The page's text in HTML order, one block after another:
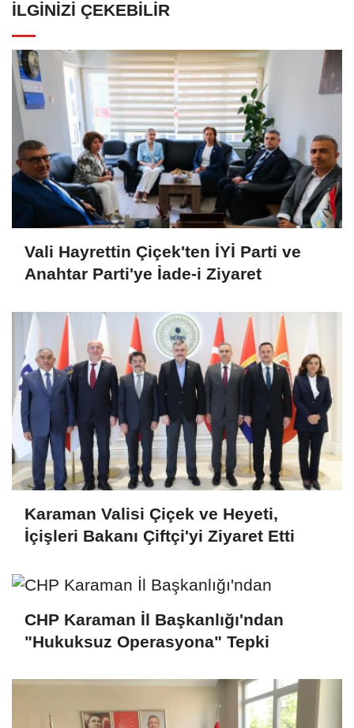
İLGINIZI ÇEKEBILIR
Vali Hayrettin Çiçek'ten İYİ Parti ve
Anahtar Parti'ye İade-i Ziyaret
Karaman Valisi Çiçek ve Heyeti,
İçişleri Bakanı Çiftçi'yi Ziyaret Etti
CHP Karaman İl Başkanlığı'ndan
"Hukuksuz Operasyona" Tepki